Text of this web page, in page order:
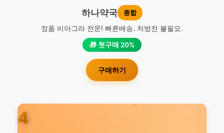
하나약국 종합
정품 비아그라 전문! 빠른배송. 처방전 불필요.
🎁 첫구매 20%
구매하기
4